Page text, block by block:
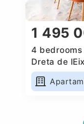
1 495
4
Dreta de